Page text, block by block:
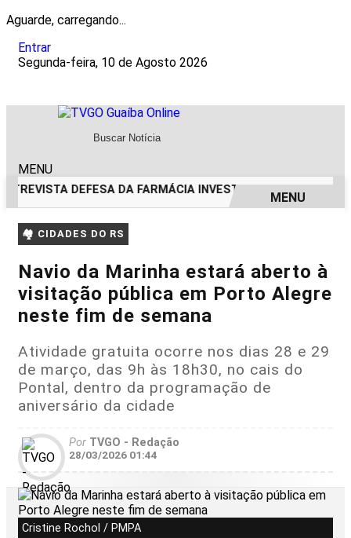
Aguarde, carregando...
Entrar
Segunda-feira, 10 de Agosto 2026
MENU
DEFESA DA FARMÁCIA INVESTIGADA EM CASO DE
EM ALTA
MENU
🏘️ CIDADES DO RS
Navio da Marinha estará aberto à
visitação pública em Porto Alegre
neste fim de semana
Atividade gratuita ocorre nos dias 28 e 29
de março, das 9h às 18h30, no cais do
Pontal, dentro da programação de
aniversário da cidade
Por TVGO - Redação
28/03/2026 01:44
Cristine Rochol / PMPA